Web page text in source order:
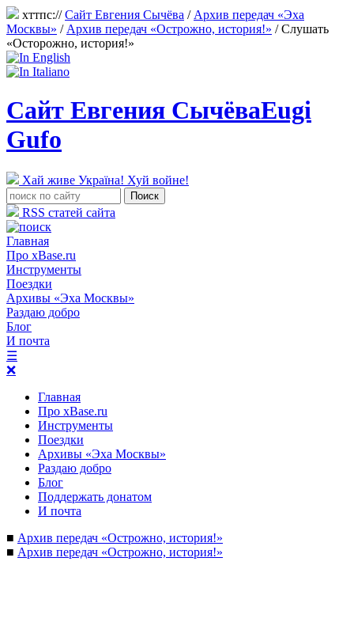
хттпс://Сайт Евгения Сычёва / Архив передач «Эха
Москвы» / Архив передач «Острожно, история!» /Слушать
«Осторожно, история!»
Сайт Евгения СычёваEugi
Gufo
Хай живе Україна! Хуй войне!
RSS статей сайта
Главная
Про xBase.ru
Инструменты
Поездки
Архивы «Эха Москвы»
Раздаю добро
Блог
И почта
☰
❌
Главная
Про xBase.ru
Инструменты
Поездки
Архивы «Эха Москвы»
Раздаю добро
Блог
Поддержать донатом
И почта
■ Архив передач «Острожно, история!»
■ Архив передач «Острожно, история!»